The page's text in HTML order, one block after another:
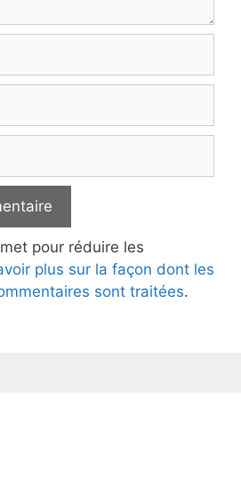
pour réduire les
plus sur la façon dont les
sont traitées.